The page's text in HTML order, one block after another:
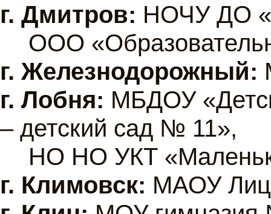
г. Дмитров: НОЧУ ДО
ООО
г. Железнодорожный:
г. Лобня: МБДОУ
– детский сад № 11»,
НО НО УКТ
г. Климовск: МАОУ Л